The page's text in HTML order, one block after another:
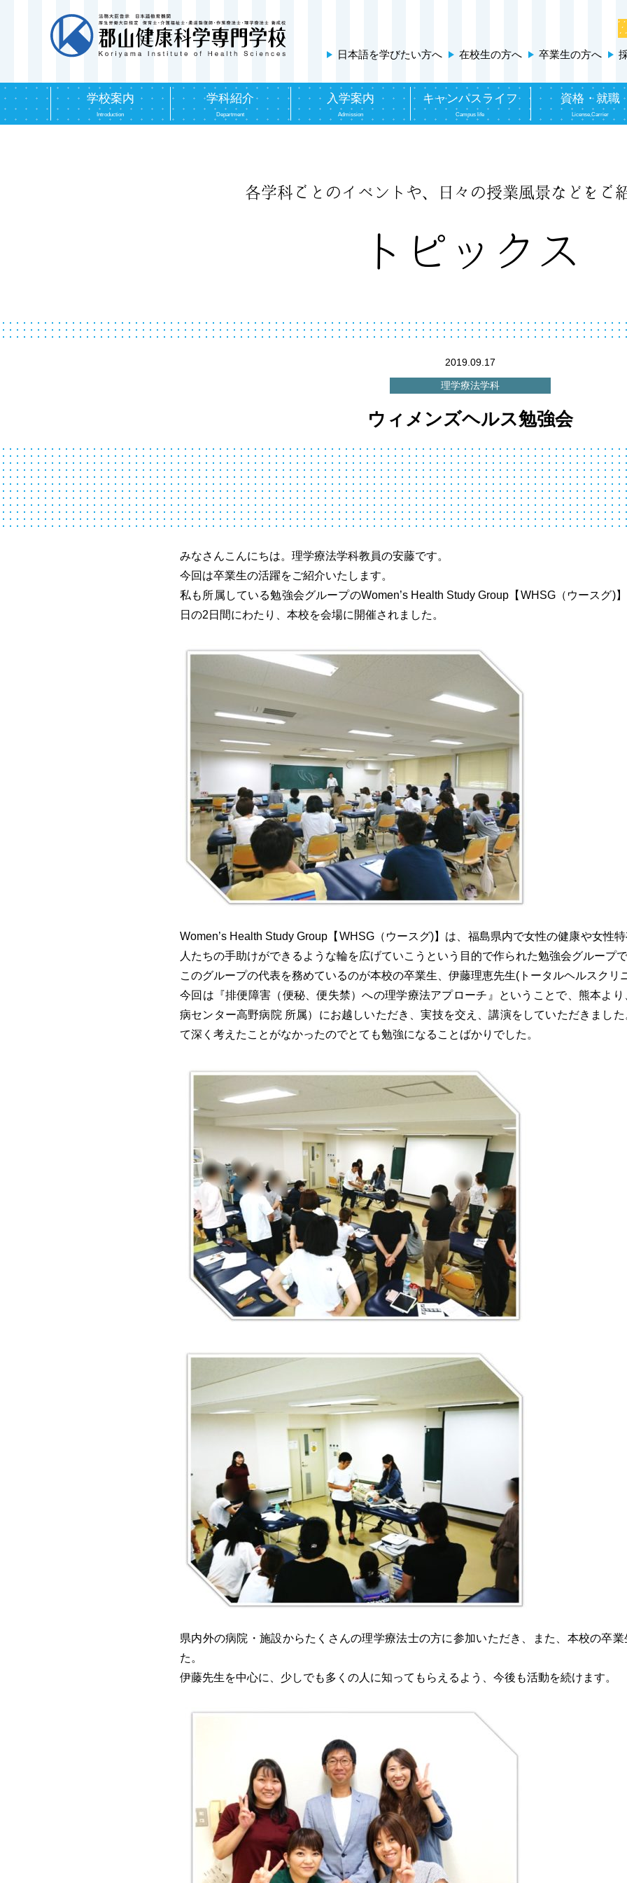
日本語を学びたい方へ 在校生の方へ 卒業生の方へ
学校案内
Introduction
学科紹介
Department
入学案内
Admission
キャンパスライフ
Campus life
資格・就職
License,Carrier
各学科ごとのイベントや、 日々の授業風景などをご
トピックス
2019.09.17
理学療法学科
ウィメンズヘルス勉強会
みなさんこんにちは。理学療法学科教員の安藤です。
今回は卒業生の活躍をご紹介いたします。
私も所属している勉強会グループのWomen’s Health Study Group【WHSG（ウースグ)
日の2日間にわたり、本校を会場に開催されました。
Women’s Health Study Group【WHSG（ウースグ)】は、福島県内で女性の健康や女性
人たちの手助けができるような輪を広げていこうという目的で作られた勉強会グループで
このグループの代表を務めているのが本校の卒業生、伊藤理恵先生(トータルヘルスクリ
今回は『排便障害（便秘、便失禁）への理学療法アプローチ』ということで、熊本よ
病センター高野病院 所属）にお越しいただき、実技を交え、講演をしていただきまし
て深く考えたことがなかったのでとても勉強になることばかりでした。
県内外の病院・施設からたくさんの理学療法士の方に参加いただき、また、本校の卒
た。
伊藤先生を中心に、少しでも多くの人に知ってもらえるよう、今後も活動を続けます。